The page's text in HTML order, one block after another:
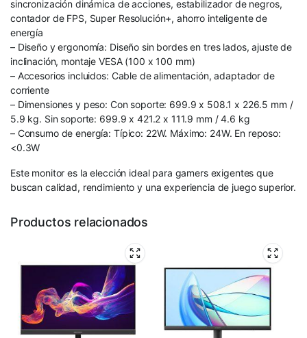
sincronización dinámica de acciones, estabilizador de negros,
contador de FPS, Super Resolución+, ahorro inteligente de
energía
– Diseño y ergonomía: Diseño sin bordes en tres lados, ajuste de
inclinación, montaje VESA (100 x 100 mm)
– Accesorios incluidos: Cable de alimentación, adaptador de
corriente
– Dimensiones y peso: Con soporte: 699.9 x 508.1 x 226.5 mm /
5.9 kg. Sin soporte: 699.9 x 421.2 x 111.9 mm / 4.6 kg
– Consumo de energía: Típico: 22W. Máximo: 24W. En reposo:
<0.3W
Este monitor es la elección ideal para gamers exigentes que
buscan calidad, rendimiento y una experiencia de juego superior.
Productos relacionados